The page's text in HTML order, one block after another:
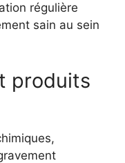
régulière
sain au sein
produits